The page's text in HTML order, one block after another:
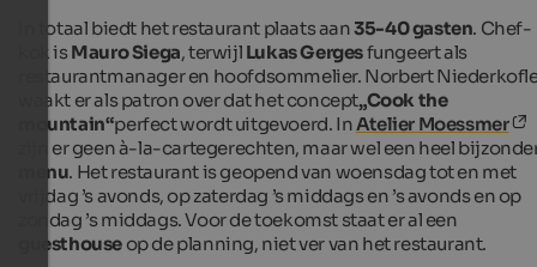
In totaal biedt het restaurant plaats aan35-40 gasten. Chef-
kok isMauro Siega, terwijl Lukas Gergesfungeert als
restaurantmanager en hoofdsommelier. Norbert
waakt er als patron over dat het concept„Cook the
mountain“perfect wordt uitgevoerd. InAtelier Moessmer
zijn er geen à-la-cartegerechten, maar wel een heel
menu. Het restaurant is geopend van woensdag tot en met
vrijdag ’s avonds, op zaterdag ’s middags en ’s avonds en op
zondag ’s middags. Voor de toekomst staat er al een
guesthouse op de planning, niet ver van het restaurant.